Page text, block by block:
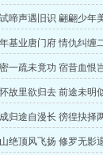
啼声遇旧识 翩翩少年
基业唐门府 情仇纠缠
一疏未竟功 宿昔血恨
故里欲归去 前途未明
归途自漫长 徬徨抉择
绝顶风飞扬 修罗无影